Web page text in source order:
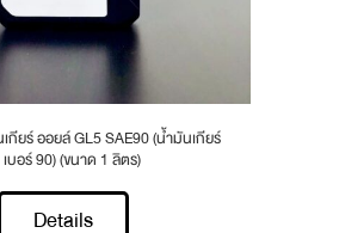
กียร์ ออยล์ GL5 SAE90 (น้ำมันเกียร์
เบอร์ 90) (ขนาด 1 ลิตร)
Details